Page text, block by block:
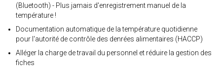
(Bluetooth) - Plus jamais d'enregistrement manuel de la
température !
Documentation automatique de la température quotidienne
pour l'autorité de contrôle des denrées alimentaires (HACCP)
Alléger la charge de travail du personnel et réduire la gestion des
fiches